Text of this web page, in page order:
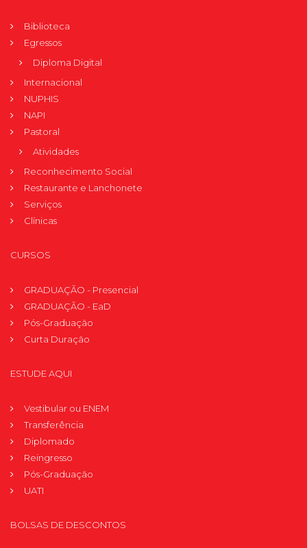
Biblioteca
Egressos
Diploma Digital
Internacional
NUPHIS
NAPI
Pastoral
Atividades
Reconhecimento Social
Restaurante e Lanchonete
Serviços
Clínicas
CURSOS
GRADUAÇÃO - Presencial
GRADUAÇÃO - EaD
Pós-Graduação
Curta Duração
ESTUDE AQUI
Vestibular ou ENEM
Transferência
Diplomado
Reingresso
Pós-Graduação
UATI
BOLSAS DE DESCONTOS